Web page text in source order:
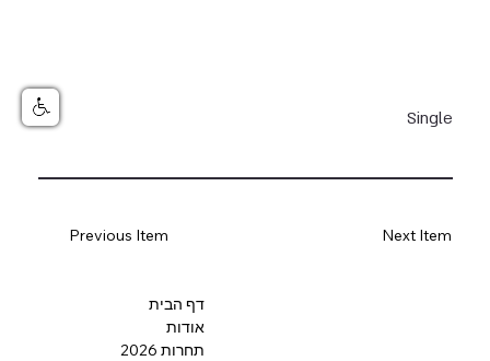
Single
Next Item
Previous Item
דף הבית
אודות
תחרות 2026